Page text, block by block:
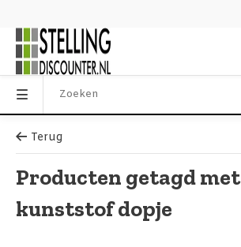
Terug
Producten getagd met
kunststof dopje